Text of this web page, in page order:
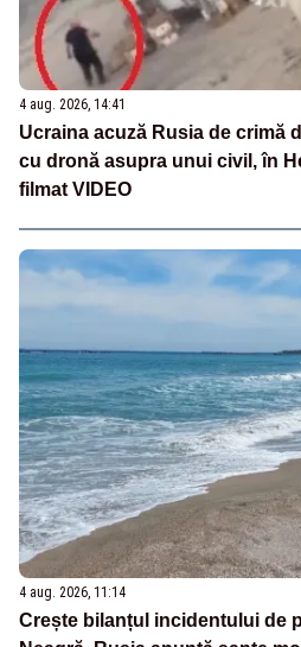
4 aug. 2026, 14:41
Ucraina acuză Rusia de crimă
cu dronă asupra unui civil, în
filmat VIDEO
4 aug. 2026, 11:14
Crește bilanțul incidentului de